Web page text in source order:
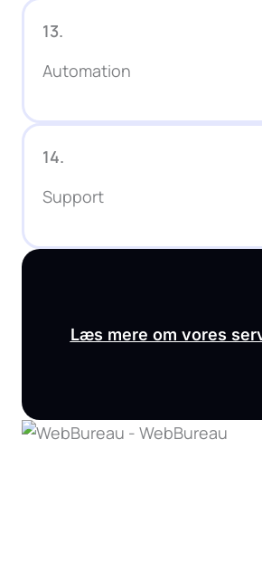
13.
Automation
14.
Support
Læs mere om vores